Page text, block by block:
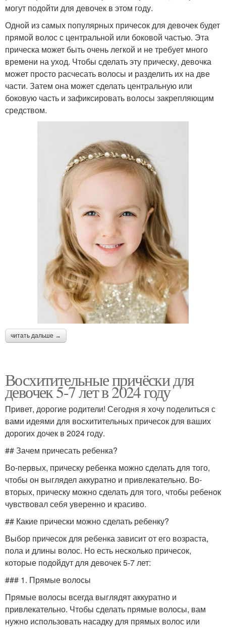
могут подойти для девочек в этом году.
Одной из самых популярных причесок для девочек будет
прямой волос с центральной или боковой частью. Эта
прическа может быть очень легкой и не требует много
времени на уход. Чтобы сделать эту прическу, девочка
может просто расчесать волосы и разделить их на две
части. Затем она может сделать центральную или
боковую часть и зафиксировать волосы закрепляющим
средством.
читать дальше →
Восхитительные причёски для
девочек 5-7 лет в 2024 году
Привет, дорогие родители! Сегодня я хочу поделиться с
вами идеями для восхитительных причесок для ваших
дорогих дочек в 2024 году.
## Зачем причесать ребенка?
Во-первых, прическу ребенка можно сделать для того,
чтобы он выглядел аккуратно и привлекательно. Во-
вторых, прическу можно сделать для того, чтобы ребенок
чувствовал себя уверенно и красиво.
## Какие прически можно сделать ребенку?
Выбор причесок для ребенка зависит от его возраста,
пола и длины волос. Но есть несколько причесок,
которые подойдут для девочек 5-7 лет:
### 1. Прямые волосы
Прямые волосы всегда выглядят аккуратно и
привлекательно. Чтобы сделать прямые волосы, вам
нужно использовать насадку для прямых волос или